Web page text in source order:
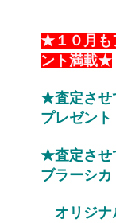
★１０月も
ント満載★
★査定させ
プレゼント
★査定させ
ブラーシカ
オリジナ